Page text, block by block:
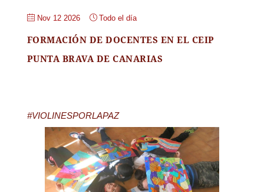
Nov 12 2026 Todo el día
FORMACIÓN DE DOCENTES EN EL CEIP
PUNTA BRAVA DE CANARIAS
#VIOLINESPORLAPAZ